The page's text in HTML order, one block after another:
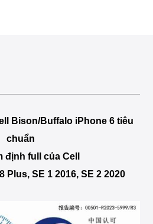
Bison/Buffalo iPhone 6 tiêu
chuẩn
định full của Cell
Plus, SE 1 2016, SE 2 2020